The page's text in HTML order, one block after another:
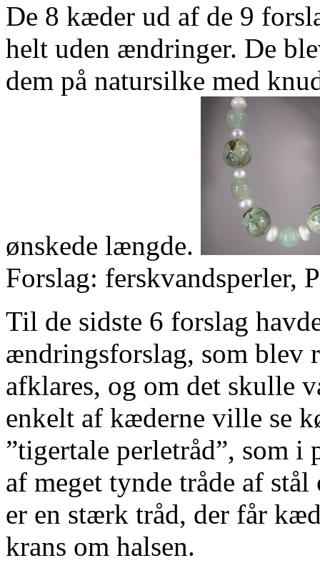
De 8 kæder ud af de 9
helt uden ændringer. De
dem på natursilke med
ønskede længde.
Forslag: ferskvandsperler,
Til de sidste 6 forslag
ændringsforslag, som blev
afklares, og om det skulle
enkelt af kæderne ville se
”tigertale perletråd”, som i
af meget tynde tråde af
er en stærk tråd, der får
krans om halsen.